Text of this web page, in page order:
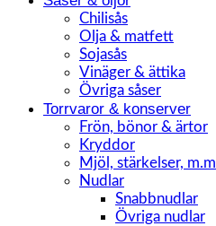
Chilisås
Olja & matfett
Sojasås
Vinäger & ättika
Övriga såser
Torrvaror & konserver
Frön, bönor & ärtor
Kryddor
Mjöl, stärkelser, m.m
Nudlar
Snabbnudlar
Övriga nudlar